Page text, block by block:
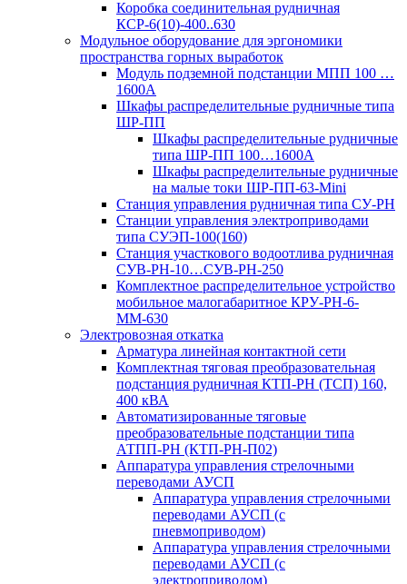
Коробка соединительная рудничная
КСР-6(10)-400..630
Модульное оборудование для эргономики
пространства горных выработок
Модуль подземной подстанции МПП 100 …
1600А
Шкафы распределительные рудничные типа
ШР-ПП
Шкафы распределительные рудничные
типа ШР-ПП 100…1600А
Шкафы распределительные рудничные
на малые токи ШР-ПП-63-Mini
Станция управления рудничная типа СУ-РН
Станции управления электроприводами
типа СУЭП-100(160)
Станция участкового водоотлива рудничная
СУВ-РН-10…СУВ-РН-250
Комплектное распределительное устройство
мобильное малогабаритное КРУ-РН-6-
ММ-630
Электровозная откатка
Арматура линейная контактной сети
Комплектная тяговая преобразовательная
подстанция рудничная КТП-РН (ТСП) 160,
400 кВА
Автоматизированные тяговые
преобразовательные подстанции типа
АТПП-РН (КТП-РН-П02)
Аппаратура управления стрелочными
переводами АУСП
Аппаратура управления стрелочными
переводами АУСП (с
пневмоприводом)
Аппаратура управления стрелочными
переводами АУСП (с
электроприводом)